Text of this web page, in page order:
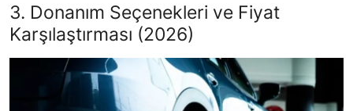
3. Donanım Seçenekleri ve Fiyat
Karşılaştırması (2026)